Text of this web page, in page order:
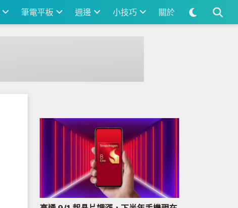
筆電平板 週邊 小技巧 關於